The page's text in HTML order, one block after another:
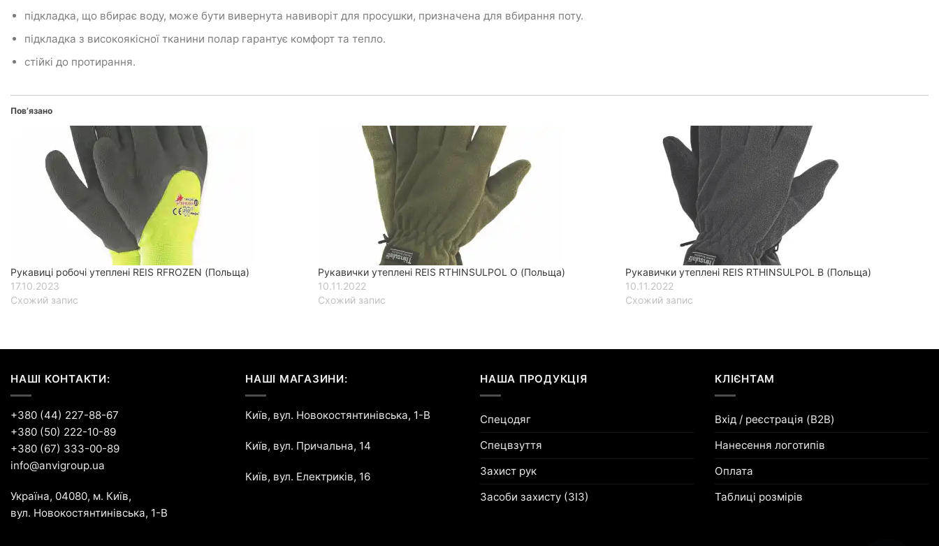
підкладка, що вбирає воду, може бути вивернута навиворіт для просушки, призначена для вбирання поту.
підкладка з високоякісної тканини полар гарантує комфорт та тепло.
стійкі до протирання.
Пов’язано
Рукавиці робочі утеплені REIS RFROZEN (Польща)
17.10.2023
Схожий запис
Рукавички утеплені REIS RTHINSULPOL O (Польща)
10.11.2022
Схожий запис
Рукавички утеплені REIS RTHINSULPOL B (Польща)
10.11.2022
Схожий запис
НАШІ КОНТАКТИ:
+380 (44) 227-88-67
+380 (50) 222-10-89
+380 (67) 333-00-89
info@anvigroup.ua
Україна, 04080, м. Київ,
вул. Новокостянтинівська, 1-В
НАШІ МАГАЗИНИ:
Київ, вул. Новокостянтинівська, 1-В
Київ, вул. Причальна, 14
Київ, вул. Електриків, 16
НАША ПРОДУКЦІЯ
Спецодяг
Спецвзуття
Захист рук
Засоби захисту (ЗІЗ)
КЛІЄНТАМ
Вхід / реєстрація (B2B)
Нанесення логотипів
Оплата
Таблиці розмірів